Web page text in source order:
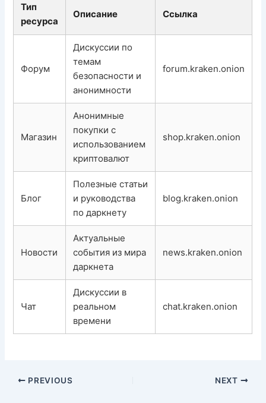
Тип
ресурса
Описание Ссылка
Форум
Дискуссии по
темам
безопасности и
анонимности
forum.kraken.onion
Магазин
Анонимные
покупки с
использованием
криптовалют
shop.kraken.onion
Блог
Полезные статьи
и руководства
по даркнету
blog.kraken.onion
Новости
Актуальные
события из мира
даркнета
news.kraken.onion
Чат
Дискуссии в
реальном
времени
chat.kraken.onion
PREVIOUS NEXT